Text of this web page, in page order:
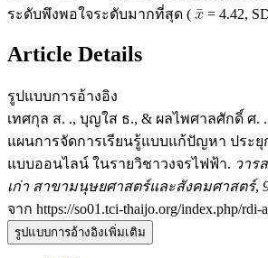
ระดับพึงพอใจระดับมากที่สุด (
= 4.42,
Article Details
รูปแบบการอ้างอิง
เทศกุล ส. ., บุญใส ธ., & ผลไพศาลศักดิ์ ศ.
แผนการจัดการเรียนรู้แบบแก้ปัญหา ประยุ
แบบออนไลน์ ในรายวิชาวงจรไฟฟ้า. วาร
เก่า สาขามนุษยศาสตร์และสังคมศาสตร์,
จาก https://so01.tci-thaijo.org/index.php/rdi-
รูปแบบการอ้างอิงเพิ่มเติม